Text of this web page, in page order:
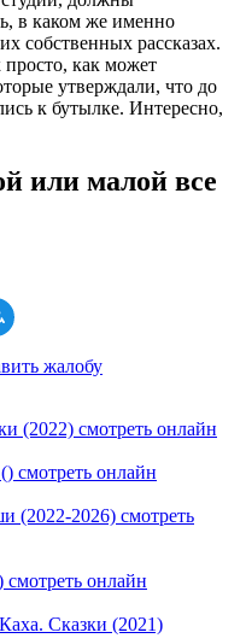
в каком же именно
собственных рассказах.
просто, как может
утверждали, что до
к бутылке. Интересно,
или малой все
жалобу